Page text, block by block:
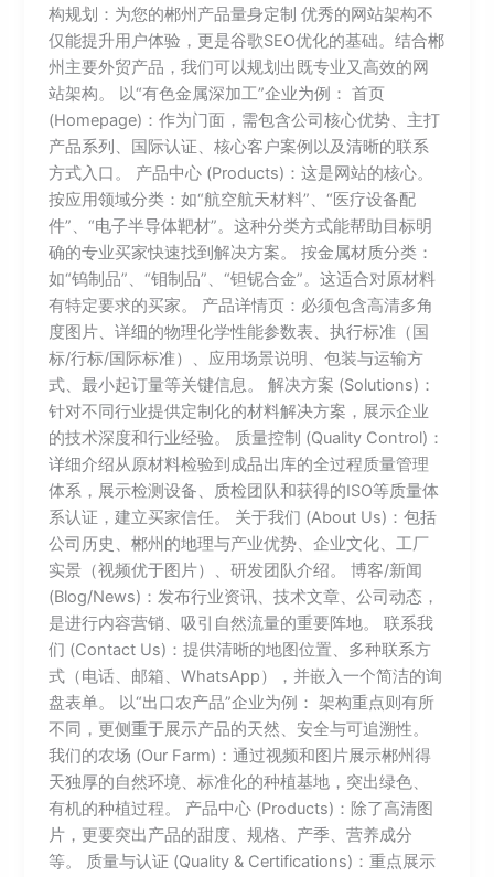
构规划：为您的郴州产品量身定制 优秀的网站架构不
仅能提升用户体验，更是谷歌SEO优化的基础。结合郴
州主要外贸产品，我们可以规划出既专业又高效的网
站架构。 以“有色金属深加工”企业为例： 首页
(Homepage)：作为门面，需包含公司核心优势、主打
产品系列、国际认证、核心客户案例以及清晰的联系
方式入口。 产品中心 (Products)：这是网站的核心。
按应用领域分类：如“航空航天材料”、“医疗设备配
件”、“电子半导体靶材”。这种分类方式能帮助目标明
确的专业买家快速找到解决方案。 按金属材质分类：
如“钨制品”、“钼制品”、“钽铌合金”。这适合对原材料
有特定要求的买家。 产品详情页：必须包含高清多角
度图片、详细的物理化学性能参数表、执行标准（国
标/行标/国际标准）、应用场景说明、包装与运输方
式、最小起订量等关键信息。 解决方案 (Solutions)：
针对不同行业提供定制化的材料解决方案，展示企业
的技术深度和行业经验。 质量控制 (Quality Control)：
详细介绍从原材料检验到成品出库的全过程质量管理
体系，展示检测设备、质检团队和获得的ISO等质量体
系认证，建立买家信任。 关于我们 (About Us)：包括
公司历史、郴州的地理与产业优势、企业文化、工厂
实景（视频优于图片）、研发团队介绍。 博客/新闻
(Blog/News)：发布行业资讯、技术文章、公司动态，
是进行内容营销、吸引自然流量的重要阵地。 联系我
们 (Contact Us)：提供清晰的地图位置、多种联系方
式（电话、邮箱、WhatsApp），并嵌入一个简洁的询
盘表单。 以“出口农产品”企业为例： 架构重点则有所
不同，更侧重于展示产品的天然、安全与可追溯性。
我们的农场 (Our Farm)：通过视频和图片展示郴州得
天独厚的自然环境、标准化的种植基地，突出绿色、
有机的种植过程。 产品中心 (Products)：除了高清图
片，更要突出产品的甜度、规格、产季、营养成分
等。 质量与认证 (Quality & Certifications)：重点展示